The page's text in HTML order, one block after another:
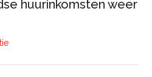
huurinkomsten weer